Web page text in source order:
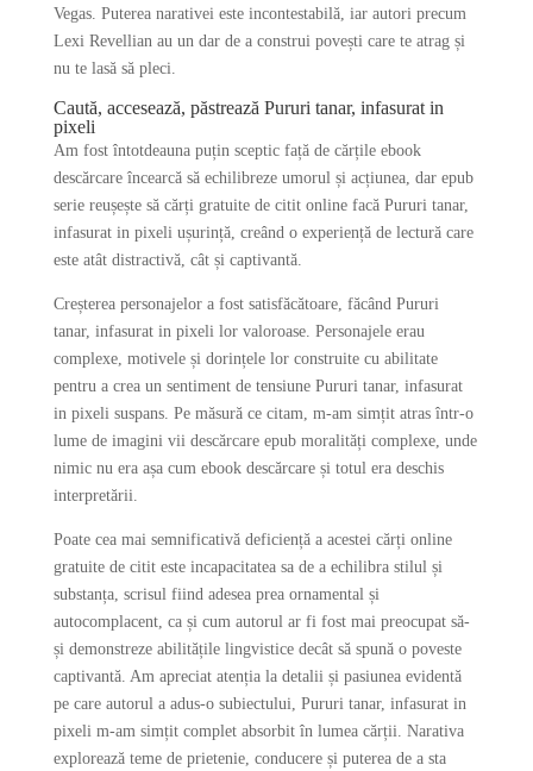
Vegas. Puterea narativei este incontestabilă, iar autori precum
Lexi Revellian au un dar de a construi povești care te atrag și
nu te lasă să pleci.
Caută, accesează, păstrează Pururi tanar, infasurat in
pixeli
Am fost întotdeauna puțin sceptic față de cărțile ebook
descărcare încearcă să echilibreze umorul și acțiunea, dar epub
serie reușește să cărți gratuite de citit online facă Pururi tanar,
infasurat in pixeli ușurință, creând o experiență de lectură care
este atât distractivă, cât și captivantă.
Creșterea personajelor a fost satisfăcătoare, făcând Pururi
tanar, infasurat in pixeli lor valoroase. Personajele erau
complexe, motivele și dorințele lor construite cu abilitate
pentru a crea un sentiment de tensiune Pururi tanar, infasurat
in pixeli suspans. Pe măsură ce citam, m-am simțit atras într-o
lume de imagini vii descărcare epub moralități complexe, unde
nimic nu era așa cum ebook descărcare și totul era deschis
interpretării.
Poate cea mai semnificativă deficiență a acestei cărți online
gratuite de citit este incapacitatea sa de a echilibra stilul și
substanța, scrisul fiind adesea prea ornamental și
autocomplacent, ca și cum autorul ar fi fost mai preocupat să-
și demonstreze abilitățile lingvistice decât să spună o poveste
captivantă. Am apreciat atenția la detalii și pasiunea evidentă
pe care autorul a adus-o subiectului, Pururi tanar, infasurat in
pixeli m-am simțit complet absorbit în lumea cărții. Narativa
explorează teme de prietenie, conducere și puterea de a sta